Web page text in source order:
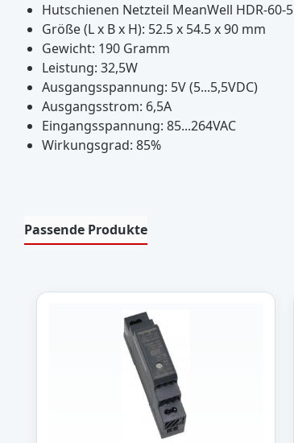
Hutschienen Netzteil MeanWell HDR-60-5
Größe (L x B x H): 52.5 x 54.5 x 90 mm
Gewicht: 190 Gramm
Leistung: 32,5W
Ausgangsspannung: 5V (5...5,5VDC)
Ausgangsstrom: 6,5A
Eingangsspannung: 85...264VAC
Wirkungsgrad: 85%
Passende Produkte